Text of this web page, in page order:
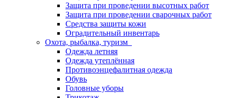
Защита при проведении высотных работ
Защита при проведении сварочных работ
Средства защиты кожи
Оградительный инвентарь
Охота, рыбалка, туризм
Одежда летняя
Одежда утеплённая
Противоэнцефалитная одежда
Обувь
Головные уборы